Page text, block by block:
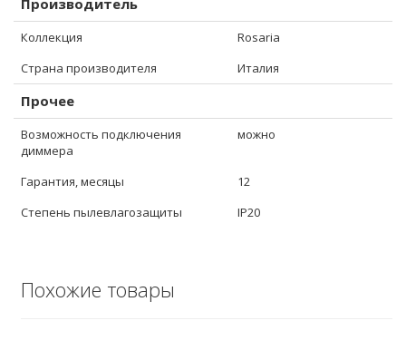
Производитель
Коллекция
Rosaria
Страна производителя
Италия
Прочее
Возможность подключения
диммера
можно
Гарантия, месяцы
12
Степень пылевлагозащиты
IP20
Похожие товары